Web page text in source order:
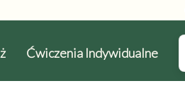
Ćwiczenia Indywidualne